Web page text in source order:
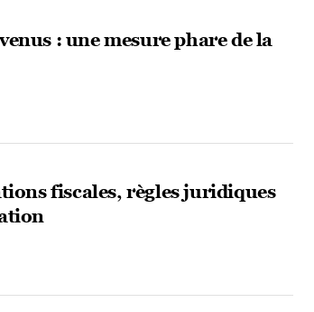
: une mesure phare de la
fiscales, règles juridiques